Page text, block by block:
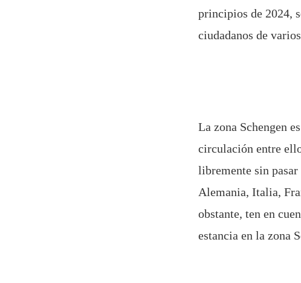
principios de 2024,
ciudadanos de
La zona Schengen
circulación entre
libremente sin
Alemania, Italia,
obstante, ten en
estancia en la zona